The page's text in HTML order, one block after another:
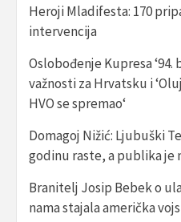
Heroji Mladifesta: 170
intervencija
Oslobođenje Kupresa
važnosti za Hrvatsku i
HVO se spremao‘
Domagoj Nižić: Ljubuški
godinu raste, a publika je
Branitelj Josip Bebek o
nama stajala američka